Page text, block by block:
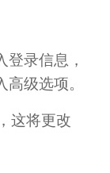
录信息，
级选项。
这将更改